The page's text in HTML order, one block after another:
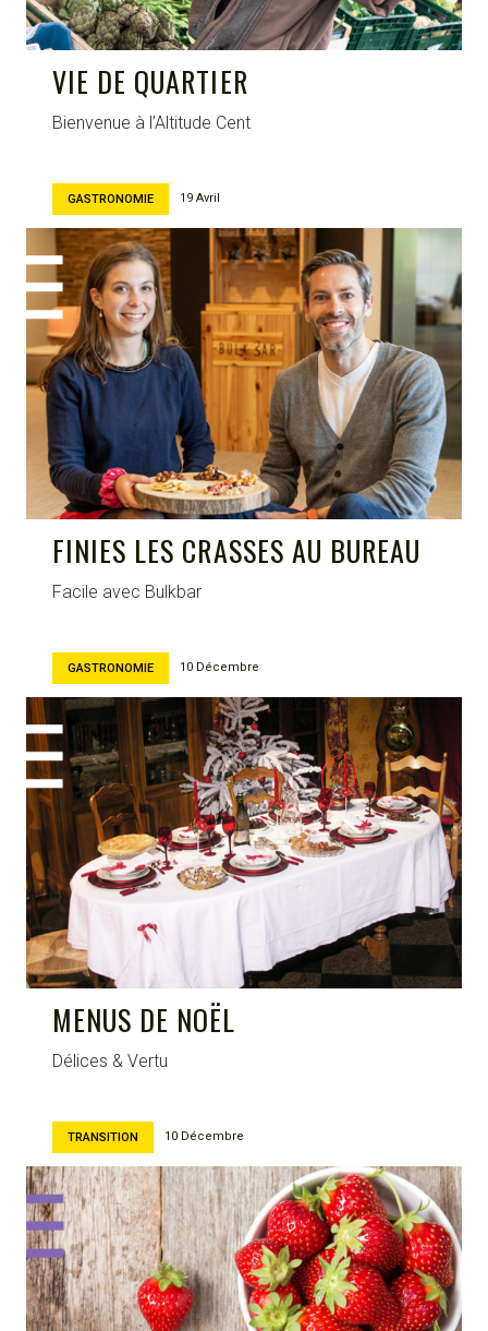
VIE DE QUARTIER
Bienvenue à l’Altitude Cent
GASTRONOMIE 19 Avril
FINIES LES CRASSES AU BUREAU
Facile avec Bulkbar
GASTRONOMIE 10 Décembre
MENUS DE NOËL
Délices & Vertu
TRANSITION 10 Décembre